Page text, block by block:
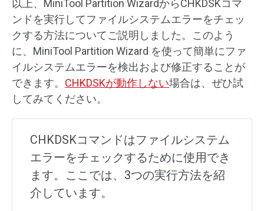
以上、MiniTool Partition WizardからCHKDSKコマ
ンドを実行してファイルシステムエラーをチェッ
クする方法についてご説明しました。このよう
に、MiniTool Partition Wizard を使って簡単にファ
イルシステムエラーを検出および修正することが
できます。 CHKDSKが動作しない場合は、ぜひ試
してみてください。
CHKDSKコマンドはファイルシステム
エラーをチェックするために使用でき
ます。ここでは、3つの実行方法を紹
介しています。